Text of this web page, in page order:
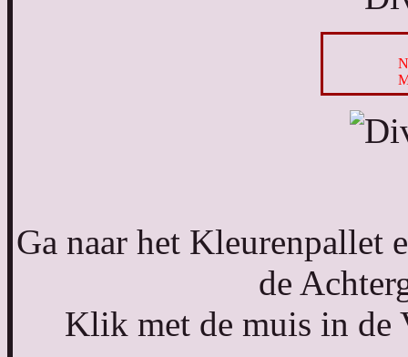
Ga naar het Kleurenpallet
de
Klik met de muis in de